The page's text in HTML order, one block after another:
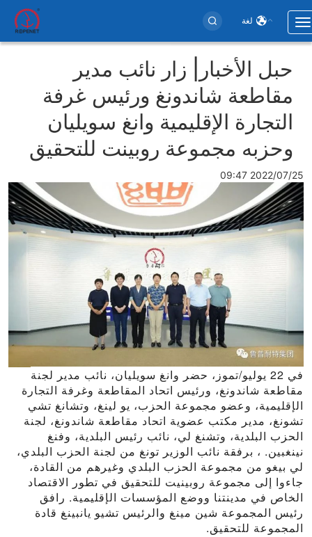
لغة
Toggle
navigation
حبل الأخبار| زار نائب مدير
مقاطعة شاندونغ ورئيس غرفة
التجارة الإقليمية وانغ سويليان
وحزبه مجموعة روبينت للتحقيق
2022/07/25 09:47
في 22 يوليو/تموز، حضر وانغ سويليان، نائب مدير لجنة
مقاطعة شاندونغ، ورئيس اتحاد المقاطعة وغرفة التجارة
الإقليمية، وعضو مجموعة الحزب، يو لينغ، وتشانغ تشي
تشونغ، مدير مكتب عضوية اتحاد مقاطعة شاندونغ، لجنة
الحزب البلدية، وتشنغ لي، نائب رئيس البلدية، وفنغ
نينغبين. ، برفقة نائب الوزير تونغ من لجنة الحزب البلدي،
لي بيغو من مجموعة الحزب البلدي وغيرهم من القادة،
جاءوا إلى مجموعة روبينيت للتحقيق في تطور الاقتصاد
الخاص في مدينتنا ووضع المؤسسات الإقليمية. رافق
رئيس المجموعة شين مينغ والرئيس تشيو يانبينغ قادة
المجموعة للتحقيق.